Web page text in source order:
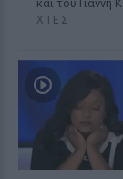
και του Γιάννη
ΧΤΕΣ